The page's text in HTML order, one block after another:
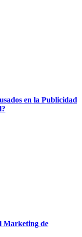
en la Publicidad
Marketing de